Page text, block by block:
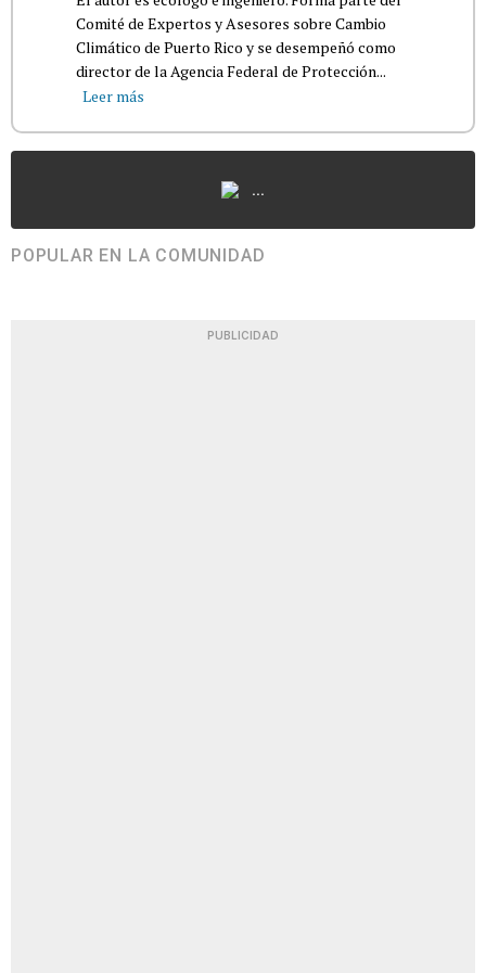
Comité de Expertos y Asesores sobre Cambio
Climático de Puerto Rico y se desempeñó como
director de la Agencia Federal de Protección...
Leer más
...
POPULAR EN LA COMUNIDAD
PUBLICIDAD